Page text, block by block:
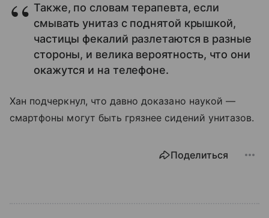
Также, по словам терапевта, если
смывать унитаз с поднятой крышкой,
частицы фекалий разлетаются в разные
стороны, и велика вероятность, что они
окажутся и на телефоне.
Хан подчеркнул, что давно доказано наукой —
смартфоны могут быть грязнее сидений унитазов.
Поделиться